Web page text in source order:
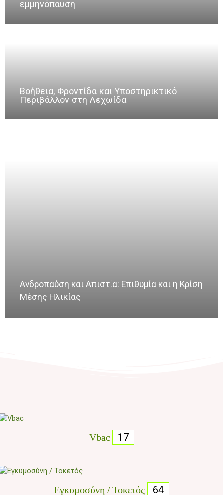
εμμηνόπαυση
Βοήθεια, Φροντίδα και Υποστηρικτικό
Περιβάλλον στη Λεχωίδα
Ανδροπαύση και Απιστία: Επιθυμία και η Κρίση
Μέσης Ηλικίας
Vbac 17
Εγκυμοσύνη / Τοκετός 64